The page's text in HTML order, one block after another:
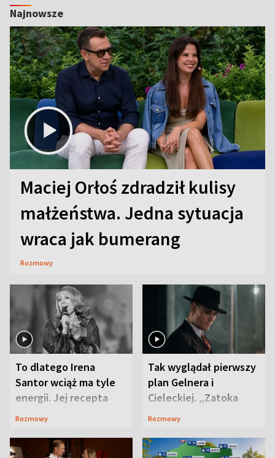
Najnowsze
Maciej Orłoś zdradził kulisy
małżeństwa. Jedna sytuacja
wraca jak bumerang
Rozmowy
To dlatego Irena
Santor wciąż ma tyle
energii. Jej recepta
jest zaskakująco
Rozmowy
Tak wyglądał pierwszy
plan Gelnera i
Cieleckiej. „Zatoka
szpiegów” od razu ich
Rozmowy